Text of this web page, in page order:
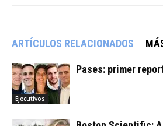
ARTÍCULOS RELACIONADOS
Ejecutivos
Pases: primer